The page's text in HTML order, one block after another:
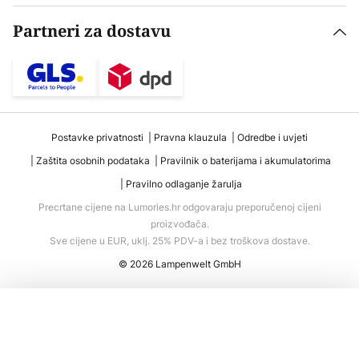
Partneri za dostavu
Postavke privatnosti Pravna klauzula
Odredbe i uvjeti
Zaštita osobnih podataka
Pravilnik o baterijama i akumulatorima
Pravilno odlaganje žarulja
Precrtane cijene na Lumories.hr odgovaraju preporučenoj cijeni
proizvođača.
Sve cijene u EUR, uklj. 25% PDV-a i bez troškova dostave.
© 2026 Lampenwelt GmbH